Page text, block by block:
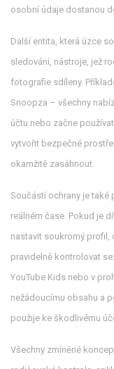
osobní údaje dostanou
Další entita, která úzce
sledování, nástroje, jež
fotografie sdíleny.
Snoopza – všechny
účtu nebo začne
vytvořit bezpečné
okamžitě zasáhnout.
Součástí ochrany je také
reálném čase. Pokud je
nastavit soukromý
pravidelně kontrolovat
YouTube Kids nebo v
nežádoucímu obsahu a
použije ke škodlivému
Všechny zmíněné